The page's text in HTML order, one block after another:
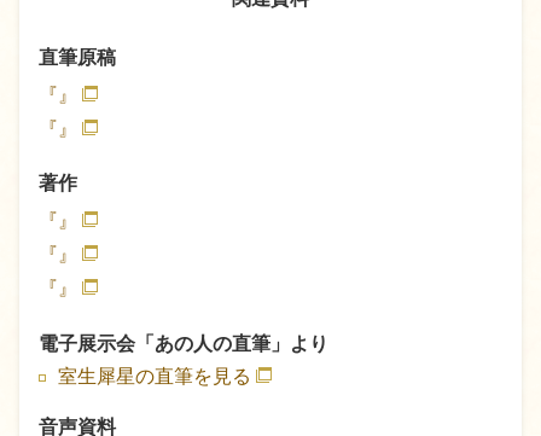
直筆原稿
『』
『』
著作
『』
『』
『』
電子展示会「あの人の直筆」より
室生犀星の直筆を見る
音声資料